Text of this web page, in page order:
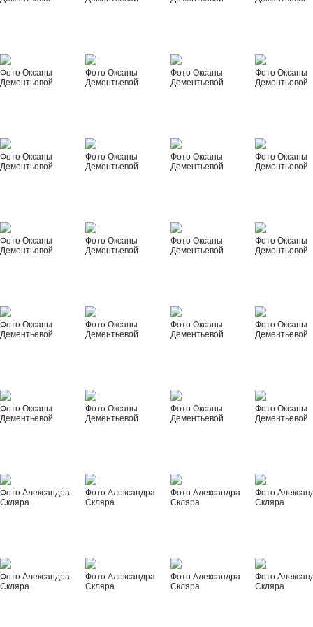
Фото Оксаны
Дементьевой
Фото Оксаны
Дементьевой
Фото Оксаны
Дементьевой
Фото Оксаны
Дементьевой
Фото Оксаны
Дементьевой
Фото Оксаны
Дементьевой
Фото Оксаны
Дементьевой
Фото Оксаны
Дементьевой
Фото Оксаны
Дементьевой
Фото Оксаны
Дементьевой
Фото Оксаны
Дементьевой
Фото Оксаны
Дементьевой
Фото Оксаны
Дементьевой
Фото Оксаны
Дементьевой
Фото Оксаны
Дементьевой
Фото Оксаны
Дементьевой
Фото Оксаны
Дементьевой
Фото Оксаны
Дементьевой
Фото Оксаны
Дементьевой
Фото Оксаны
Дементьевой
Фото Александра
Скляра
Фото Александра
Скляра
Фото Александра
Скляра
Фото
Скляра
Фото Александра
Скляра
Фото Александра
Скляра
Фото Александра
Скляра
Фото
Скляра